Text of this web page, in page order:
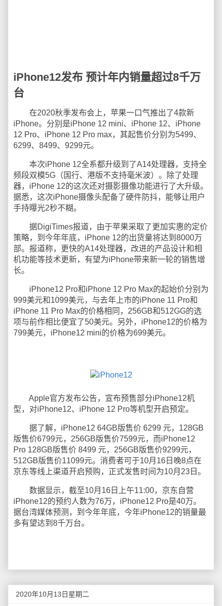
iPhone12发布 预计年内销量超过8千万
台
在2020秋季发布会上，苹果一口气推出了4款新
iPhone。分别是iPhone 12 mini、iPhone 12、iPhone
12 Pro、iPhone 12 Pro max，其起售价分别为5499、
6299、8499、9299元。
本次iPhone 12全系都升级到了A14处理器，支持全
频段双模5G（国行、港版不支持毫米波）。除了处理
器，iPhone 12的这次还对摄影摄像功能进行了大升级。
据悉，这次iPhone摄像头配备了硬件防抖，能够让用户
手持曝光2秒不糊。
据DigiTimes报道，由于苹果采取了更加实惠的定价
策略，到今年年底，iPhone 12的出货量将达到8000万
部。报道称，更快的A14处理器，改进的产品设计和相
机功能等技术更新，有望为iPhone带来新一轮的销售增
长。
iPhone12 Pro和iPhone 12 Pro Max的起始价分别为
999美元和1099美元，与去年上市的iPhone 11 Pro和
iPhone 11 Pro Max的价格相同，256GB和512GG的选
项与前作相比便宜了50美元。另外，iPhone12的价格为
799美元，iPhone12 mini的价格为699美元。
Apple官方发布公告，宣布预售部分iPhone12机
型，对iPhone12、iPhone 12 Pro等机型开启预定。
据了解，iPhone12 64GB版售价 6299 元，128GB
版售价6799元，256GB版售价7599元，而iPhone12
Pro 128GB版售价 8499 元，256GB版售价9299元，
512GB版售价11099元。消费者可于10月16日晚8点在
京东等线上渠道开启预购，正式发售时间为10月23日。
数据显示，截至10月16日上午11:00，京东自营
iPhone12的预约人数为76万，iPhone12 Pro是40万。
据台湾媒体预测，到今年年底，今年iPhone12的销量最
多有望达到8千万台。
2020年10月13日星期二